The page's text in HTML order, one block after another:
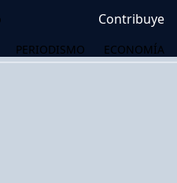
Contribuye
PERIODISMO ECONOMÍA